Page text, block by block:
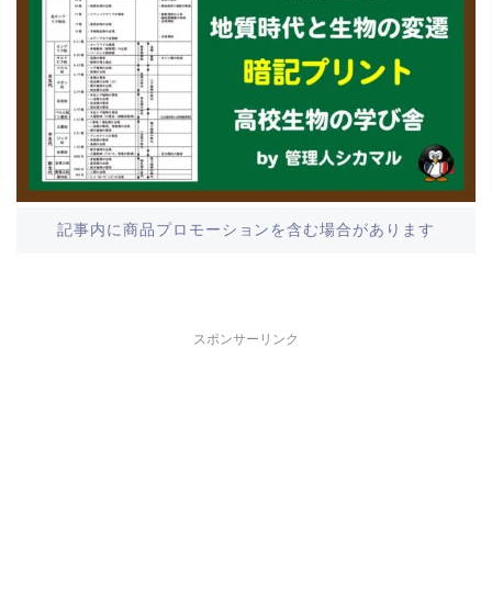
記事内に商品プロモーションを含む場合があります
スポンサーリンク